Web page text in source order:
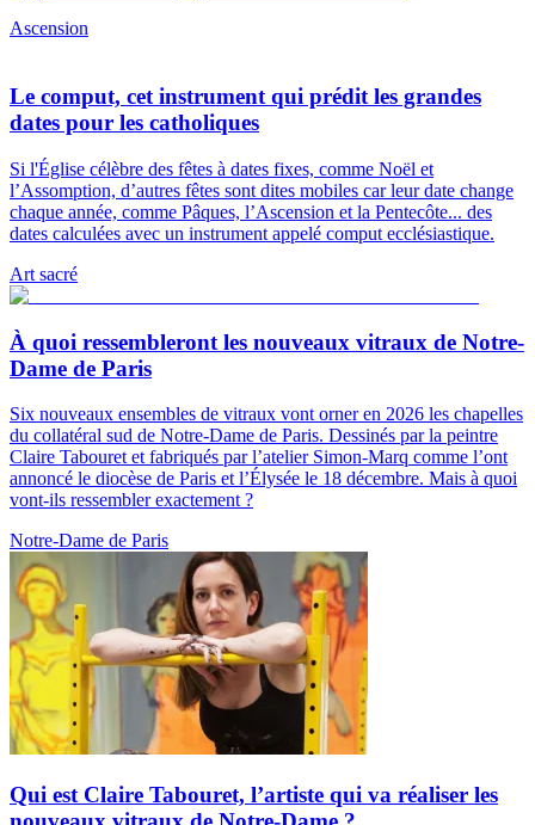
Ascension
Le comput, cet instrument qui prédit les grandes
dates pour les catholiques
Si l'Église célèbre des fêtes à dates fixes, comme Noël et
l’Assomption, d’autres fêtes sont dites mobiles car leur date change
chaque année, comme Pâques, l’Ascension et la Pentecôte... des
dates calculées avec un instrument appelé comput ecclésiastique.
Art sacré
À quoi ressembleront les nouveaux vitraux de Notre-
Dame de Paris
Six nouveaux ensembles de vitraux vont orner en 2026 les chapelles
du collatéral sud de Notre-Dame de Paris. Dessinés par la peintre
Claire Tabouret et fabriqués par l’atelier Simon-Marq comme l’ont
annoncé le diocèse de Paris et l’Élysée le 18 décembre. Mais à quoi
vont-ils ressembler exactement ?
Notre-Dame de Paris
Qui est Claire Tabouret, l’artiste qui va réaliser les